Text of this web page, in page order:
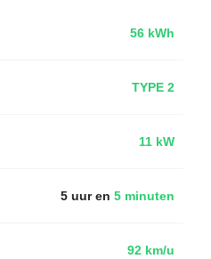
56 kWh
TYPE 2
11 kW
5 uur en 5 minuten
92 km/u